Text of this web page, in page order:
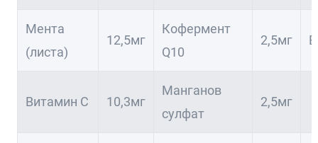
Мента
(листа)
12,5мг
Кофермент
Q10
2,5мг
Витамин С 10,3мг
Манганов
сулфат
2,5мг